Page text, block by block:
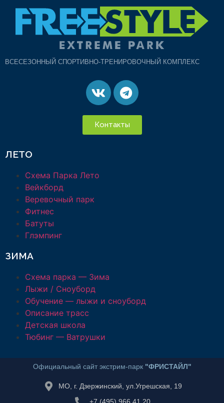
ВСЕСЕЗОННЫЙ СПОРТИВНО-ТРЕНИРОВОЧНЫЙ КОМПЛЕКС
Контакты
ЛЕТО
Схема Парка Лето
Вейкборд
Веревочный парк
Фитнес
Батуты
Глэмпинг
ЗИМА
Схема парка — Зима
Лыжи / Сноуборд
Обучение — лыжи и сноуборд
Описание трасс
Детская школа
Тюбинг — Ватрушки
Официальный сайт экстрим-парк "ФРИСТАЙЛ"
МО, г. Дзержинский, ул.Угрешская, 19